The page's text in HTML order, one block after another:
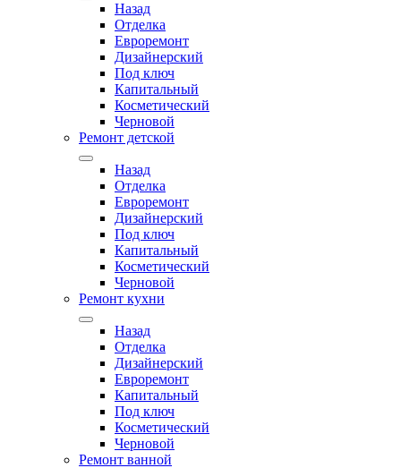
Назад
Отделка
Евроремонт
Дизайнерский
Под ключ
Капитальный
Косметический
Черновой
Ремонт детской
Назад
Отделка
Евроремонт
Дизайнерский
Под ключ
Капитальный
Косметический
Черновой
Ремонт кухни
Назад
Отделка
Дизайнерский
Евроремонт
Капитальный
Под ключ
Косметический
Черновой
Ремонт ванной